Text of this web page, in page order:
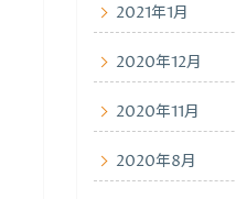
2021年1月
2020年12月
2020年11月
2020年8月